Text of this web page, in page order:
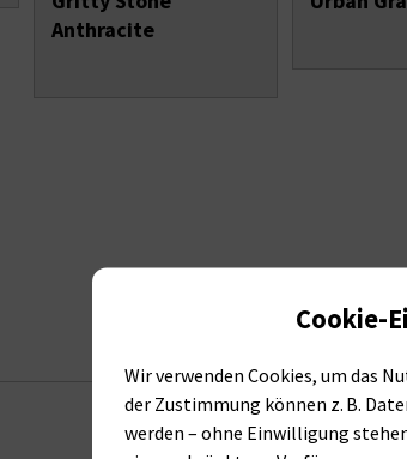
Cookie-
Wir verwenden Cookies, um das
der Zustimmung können z. B.
werden – ohne Einwilligung
Anthracite